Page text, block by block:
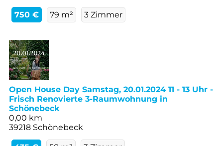
750 € 79 m² 3 Zimmer
Open House Day Samstag, 20.01.2024 11 - 13 Uhr -
Frisch Renovierte 3-Raumwohnung in
Schönebeck
0,00 km
39218 Schönebeck